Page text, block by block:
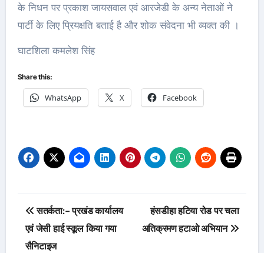
के निधन पर प्रकाश जायसवाल एवं आरजेडी के अन्य नेताओं ने
पार्टी के लिए प्रियक्षति बताई है और शोक संवेदना भी व्यक्त की ।
घाटशिला कमलेश सिंह
Share this:
WhatsApp X Facebook
Post
navigation
सतर्कता:- प्रखंड कार्यालय
एवं जेसी हाई स्कूल किया गया
सैनिटाइज
हंसडीहा हटिया रोड पर चला
अतिक्रमण हटाओ अभियान